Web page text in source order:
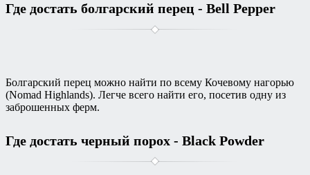
Где достать болгарский перец - Bell Pepper
Болгарский перец можно найти по всему Кочевому нагорью
(Nomad Highlands). Легче всего найти его, посетив одну из
заброшенных ферм.
Где достать черный порох - Black Powder